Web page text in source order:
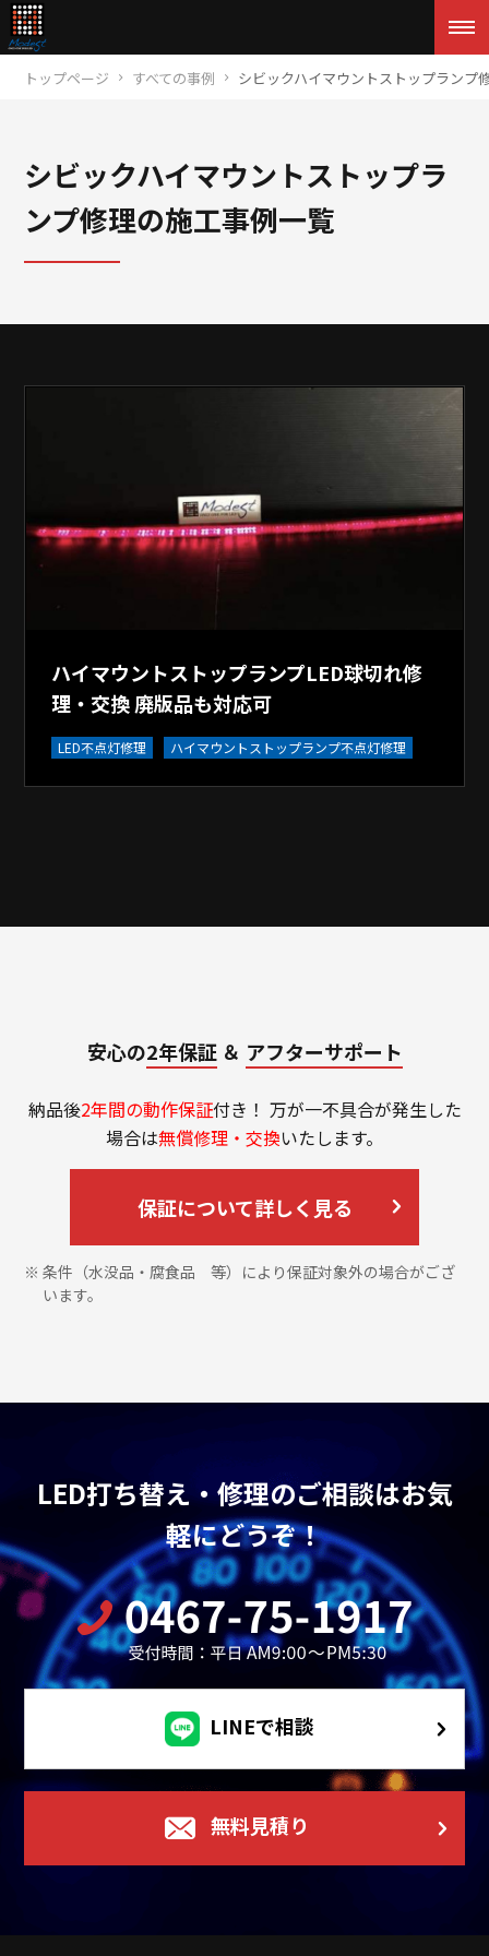
トップページ すべての事例 シビックハイマウントストップランプ
シビックハイマウントストップラ
ンプ修理の施工事例一覧
ハイマウントストップランプLED球切れ修
理・交換 廃版品も対応可
LED不点灯修理 ハイマウントストップランプ不点灯修理
安心の2年保証 ＆ アフターサポート
納品後2年間の動作保証付き！ 万が一不具合が発生した
場合は無償修理・交換いたします。
保証について詳しく見る
条件（水没品・腐食品 等）により保証対象外の場合がござ
います。
LED打ち替え・修理のご相談はお気
軽にどうぞ！
LINEで相談
無料見積り